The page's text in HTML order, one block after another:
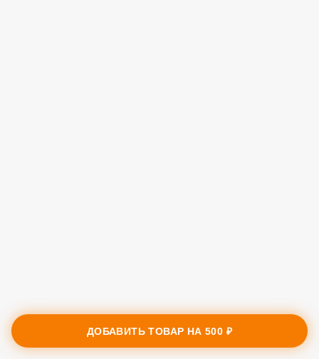
ДОБАВИТЬ ТОВАР НА500 ₽